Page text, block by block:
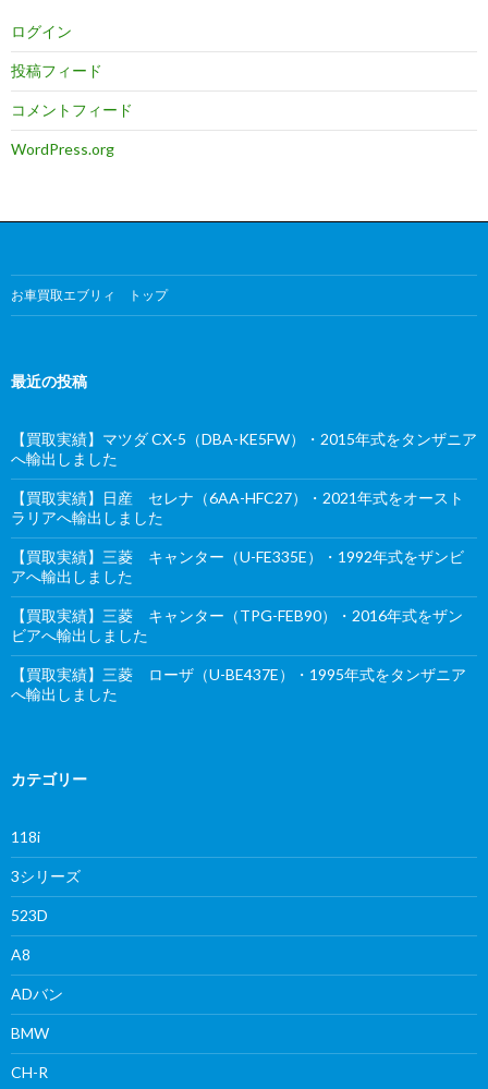
ログイン
投稿フィード
コメントフィード
WordPress.org
お車買取エブリィ トップ
最近の投稿
【買取実績】マツダ CX-5（DBA-KE5FW）・2015年式をタンザニア
へ輸出しました
【買取実績】日産 セレナ（6AA-HFC27）・2021年式をオースト
ラリアへ輸出しました
【買取実績】三菱 キャンター（U-FE335E）・1992年式をザンビ
アへ輸出しました
【買取実績】三菱 キャンター（TPG-FEB90）・2016年式をザン
ビアへ輸出しました
【買取実績】三菱 ローザ（U-BE437E）・1995年式をタンザニア
へ輸出しました
カテゴリー
118i
3シリーズ
523D
A8
ADバン
BMW
CH-R